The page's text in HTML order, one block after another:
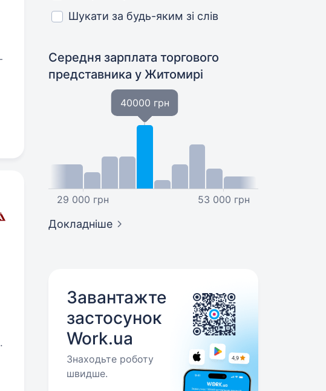
Шукати за будь-яким зі слів
Середня зарплата торгового
представникау Житомирі
29 000 грн
40000 грн
53 000 грн
Докладніше
Завантажте
застосунок
Work.ua
Знаходьте роботу
швидше.